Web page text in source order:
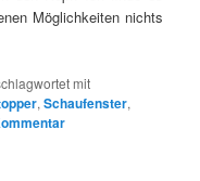
Möglichkeiten nichts
mit
,Schaufenster,